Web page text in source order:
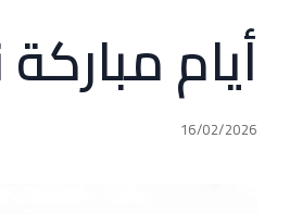
أيام
16/02/2026